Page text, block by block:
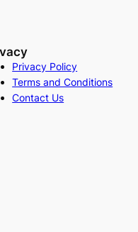
Privacy Policy
Terms and Conditions
Contact Us